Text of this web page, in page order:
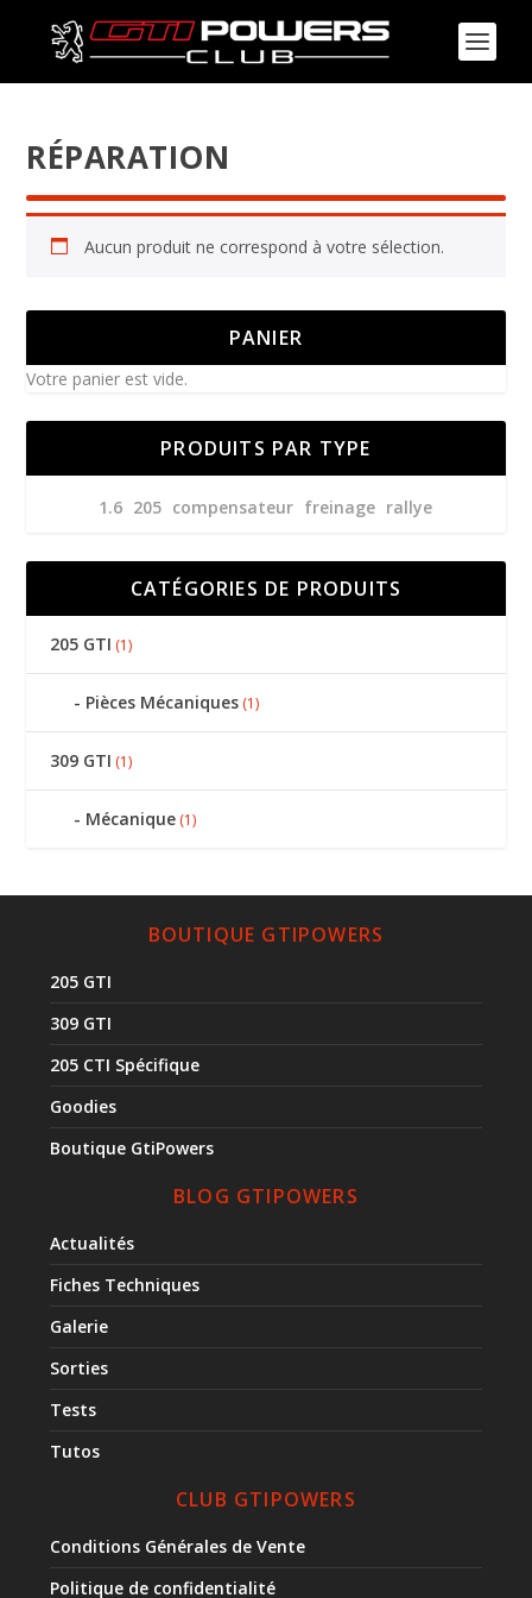
RÉPARATION
Aucun produit ne correspond à votre sélection.
PANIER
Votre panier est vide.
PRODUITS PAR TYPE
1.6 205 compensateur freinage rallye
CATÉGORIES DE PRODUITS
205 GTI (1)
Pièces Mécaniques (1)
309 GTI (1)
Mécanique (1)
BOUTIQUE GTIPOWERS
205 GTI
309 GTI
205 CTI Spécifique
Goodies
Boutique GtiPowers
BLOG GTIPOWERS
Actualités
Fiches Techniques
Galerie
Sorties
Tests
Tutos
CLUB GTIPOWERS
Conditions Générales de Vente
Politique de confidentialité